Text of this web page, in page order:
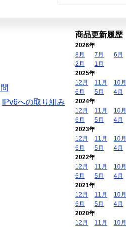
IPv6への取り組み
商品更新履歴
2026年
8月
7月 6月
2月
1月
2025年
12月
11月 10月
6月
5月 4月
2024年
12月
11月 10月
6月
5月 4月
2023年
12月
11月 10月
6月
5月 4月
2022年
12月
11月 10月
6月
5月 4月
2021年
12月
11月 10月
6月
5月 4月
2020年
12月
11月 10月